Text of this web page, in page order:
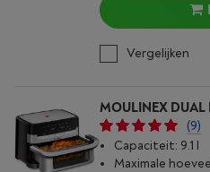
Vergelijken
MOULINEX DUAL
(9)
Capaciteit: 9.1 l
Maximale